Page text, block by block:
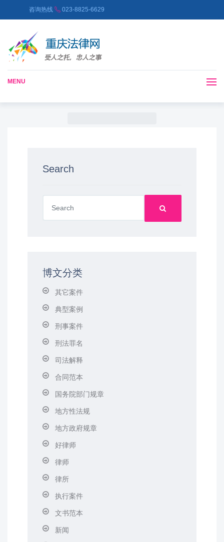
咨询热线 023-8825-6629
MENU
Search
博文分类
其它案件
典型案例
刑事案件
刑法罪名
司法解释
合同范本
国务院部门规章
地方性法规
地方政府规章
好律师
律师
律所
执行案件
文书范本
新闻